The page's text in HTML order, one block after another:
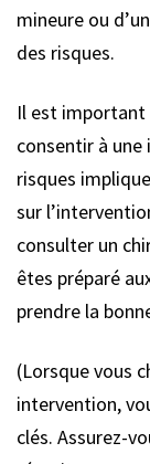
mineure ou
des risques.
Il est important
consentir à
risques
sur
consulter un
êtes préparé
prendre la
(Lorsque vous
intervention,
clés. Assurez-